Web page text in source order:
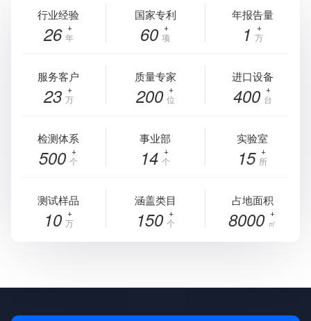
行业经验
26 年
国家专利
60 项
年报告量
1 万
服务客户
23 万
质量专家
200 位
进口设备
400 台
检测体系
500 个
事业部
14 个
实验室
15 所
测试样品
10 万
涵盖类目
150 个
占地面积
8000 ㎡